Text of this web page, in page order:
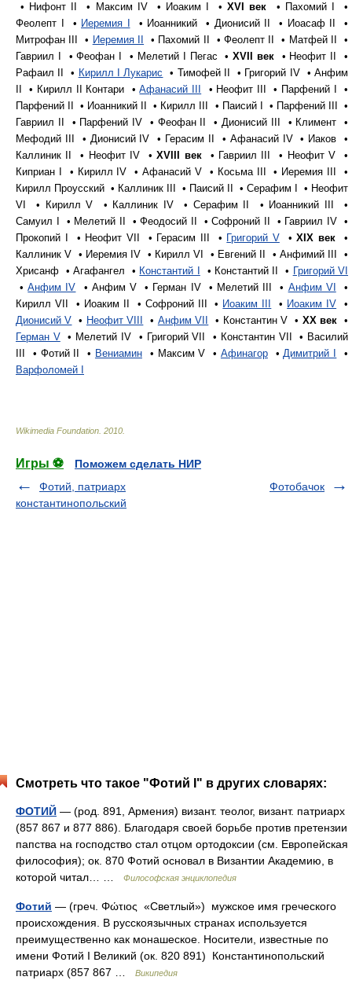
• Нифонт II • Максим IV • Иоаким I •XVI век • Пахомий I •
Феолепт I • Иеремия I
• Иоанникий • Дионисий II • Иоасаф II •
Митрофан III • Иеремия II
• Пахомий II • Феолепт II • Матфей II •
Гавриил I • Феофан I • Мелетий I Пегас •XVII век• Неофит II •
Рафаил II • Кирилл I Лукарис • Тимофей II • Григорий IV • Анфим
II • Кирилл II Контари •Афанасий III
• Неофит III • Парфений I •
Парфений II • Иоанникий II • Кирилл III • Паисий I • Парфений III •
Гавриил II • Парфений IV • Феофан II • Дионисий III • Климент •
Мефодий III • Дионисий IV • Герасим II • Афанасий IV • Иаков •
Каллиник II • Неофит IV •XVIII век• Гавриил III • Неофит V •
Киприан I • Кирилл IV • Афанасий V • Косьма III • Иеремия III •
Кирилл Проусский • Каллиник III • Паисий II • Серафим I • Неофит
VI • Кирилл V • Каллиник IV • Серафим II • Иоанникий III •
Самуил I • Мелетий II • Феодосий II • Софроний II • Гавриил IV •
Прокопий I • Неофит VII • Герасим III • Григорий V•XIX век•
Каллиник V • Иеремия IV • Кирилл VI • Евгений II • Анфимий III •
Хрисанф • Агафангел • Константий I • Константий II • Григорий VI
•Анфим IV • Анфим V • Герман IV • Мелетий III • Анфим VI
•
Кирилл VII • Иоаким II • Софроний III • Иоаким III • Иоаким IV •
Дионисий V • Неофит VIII • Анфим VII • Константин V • XX век •
Герман V• Мелетий IV • Григорий VII • Константин VII • Василий
III • Фотий II • Вениамин• Максим V • Афинагор•Димитрий I
•
Варфоломей I
Wikimedia Foundation 2010
Игры ⚽
Поможем сделать НИР
Фотий, патриарх
константинопольский
Фотобачок
Смотреть что такое "Фотий I" в других словарях:
ФОТИЙ — (род. 891, Армения) визант. теолог, визант. патриарх
(857 867 и 877 886). Благодаря своей борьбе против претензии
папства на господство стал отцом ортодоксии (см. Европейская
философия); ок. 870 Фотий основал в Византии Академию, в
которой читал… …
Философская энциклопедия
Фотий — (греч. Φώτιος «Светлый») мужское имя греческого
происхождения. В русскоязычных странах используется
преимущественно как монашеское. Носители, известные по
имени Фотий I Великий (ок. 820 891) Константинопольский
патриарх (857 867 …
Википедия